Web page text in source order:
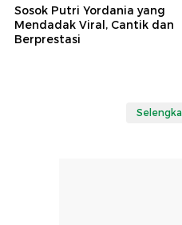
Sosok Putri Yordania yang
Mendadak Viral, Cantik dan
Berprestasi